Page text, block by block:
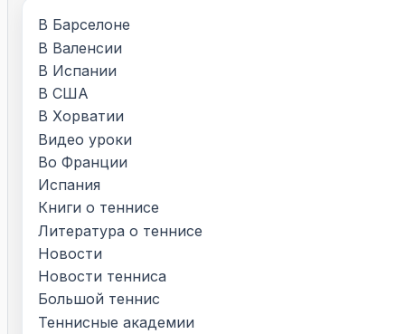
В Барселоне
В Валенсии
В Испании
В США
В Хорватии
Видео уроки
Во Франции
Испания
Книги о теннисе
Литература о теннисе
Новости
Новости тенниса
Большой теннис
Теннисные академии